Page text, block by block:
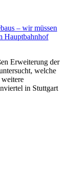
– wir müssen
Hauptbahnhof
Erweiterung der
welche
weitere
in Stuttgart